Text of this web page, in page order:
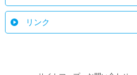
リンク